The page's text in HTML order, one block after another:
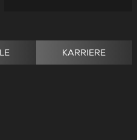
KARRIERE